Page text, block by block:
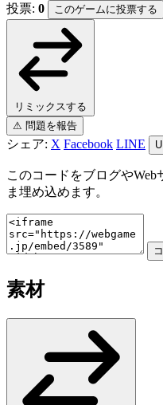
投票: 0 このゲームに投票する
リミックスする
⚠ 問題を報告
シェア: X Facebook LINE
このコードをブログや
ま埋め込めます。
素材